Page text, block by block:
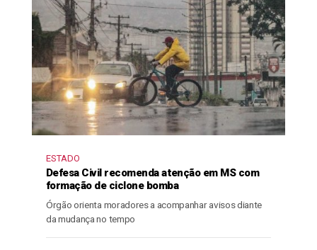
ESTADO
Defesa Civil recomenda atenção em MS com
formação de ciclone bomba
Órgão orienta moradores a acompanhar avisos diante
da mudança no tempo